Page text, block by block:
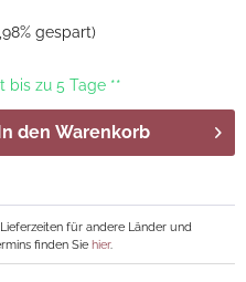
gespart)
bis zu 5 Tage **
den Warenkorb
für andere Länder und
finden Sie hier.